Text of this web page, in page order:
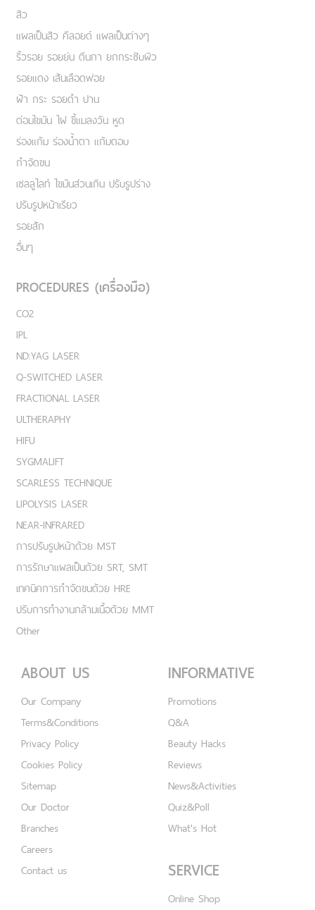
สิว
แผลเป็นสิว คีลอยด์ แผลเป็นต่างๆ
ริ้วรอย รอยย่น ตีนกา ยกกระชับผิว
รอยแดง เส้นเลือดฟอย
ฝ้า กระ รอยดำ ปาน
ต่อมไขมัน ไฝ ขี้แมลงวัน หูด
ร่องแก้ม ร่องน้ำตา แก้มตอบ
กำจัดขน
เชลลูไลท์ ไขมันส่วนเกิน ปรับรูปร่าง
ปรับรูปหน้าเรียว
รอยสัก
อื่นๆ
PROCEDURES (เครื่องมือ)
CO2
IPL
ND:YAG LASER
Q-SWITCHED LASER
FRACTIONAL LASER
ULTHERAPHY
HIFU
SYGMALIFT
SCARLESS TECHNIQUE
LIPOLYSIS LASER
NEAR-INFRARED
การปรับรูปหน้าด้วย MST
การรักษาแผลเป็นด้วย SRT, SMT
เทคนิคการกำจัดขนด้วย HRE
ปรับการทำงานกล้ามเนื้อด้วย MMT
Other
ABOUT US
Our Company
Terms&Conditions
Privacy Policy
Cookies Policy
Sitemap
Our Doctor
Branches
Careers
Contact us
INFORMATIVE
Promotions
Q&A
Beauty Hacks
Reviews
News&Activities
Quiz&Poll
What's Hot
SERVICE
Online Shop